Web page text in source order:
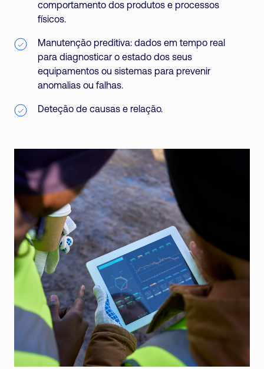
comportamento dos produtos e processos
físicos.
Manutenção preditiva: dados em tempo real
para diagnosticar o estado dos seus
equipamentos ou sistemas para prevenir
anomalias ou falhas.
Deteção de causas e relação.